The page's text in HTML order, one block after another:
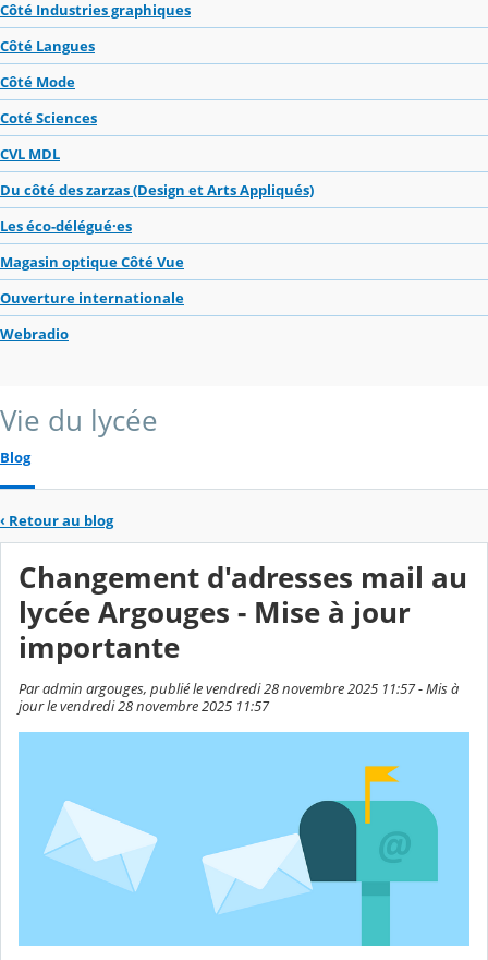
Côté Industries graphiques
Côté Langues
Côté Mode
Coté Sciences
CVL MDL
Du côté des zarzas (Design et Arts Appliqués)
Les éco-délégué·es
Magasin optique Côté Vue
Ouverture internationale
Webradio
Vie du lycée
Blog
‹ Retour au blog
Changement d'adresses mail au
lycée Argouges - Mise à jour
importante
Par admin argouges, publié le vendredi 28 novembre 2025 11:57 - Mis à
jour le vendredi 28 novembre 2025 11:57